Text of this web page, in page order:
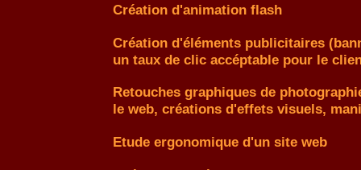
Création d'animation flash
Création d'éléments publicitaires
un taux de clic accéptable pour le
Retouches graphiques de
le web, créations d'effets visuels,
Etude ergonomique d'un site web